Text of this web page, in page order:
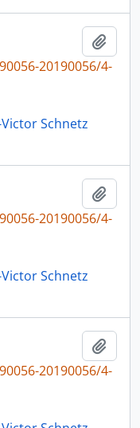
20190056/4-
Schnetz
20190056/4-
Schnetz
20190056/4-